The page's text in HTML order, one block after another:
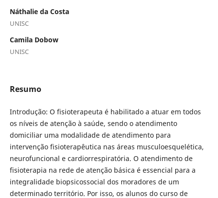
Náthalie da Costa
UNISC
Camila Dobow
UNISC
Resumo
Introdução: O fisioterapeuta é habilitado a atuar em todos
os níveis de atenção à saúde, sendo o atendimento
domiciliar uma modalidade de atendimento para
intervenção fisioterapêutica nas áreas musculoesquelética,
neurofuncional e cardiorrespiratória. O atendimento de
fisioterapia na rede de atenção básica é essencial para a
integralidade biopsicossocial dos moradores de um
determinado território. Por isso, os alunos do curso de